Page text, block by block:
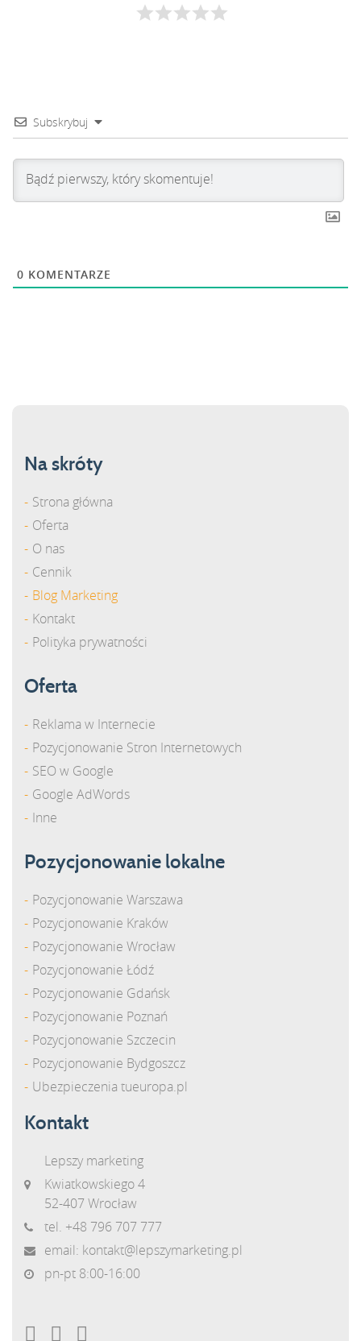
Subskrybuj
0 KOMENTARZE
Na skróty
Strona główna
Oferta
O nas
Cennik
Blog Marketing
Kontakt
Polityka prywatności
Oferta
Reklama w Internecie
Pozycjonowanie Stron Internetowych
SEO w Google
Google AdWords
Inne
Pozycjonowanie lokalne
Pozycjonowanie Warszawa
Pozycjonowanie Kraków
Pozycjonowanie Wrocław
Pozycjonowanie Łódź
Pozycjonowanie Gdańsk
Pozycjonowanie Poznań
Pozycjonowanie Szczecin
Pozycjonowanie Bydgoszcz
Ubezpieczenia tueuropa.pl
Kontakt
Lepszy marketing
Kwiatkowskiego 4
52-407 Wrocław
tel. +48 796 707 777
email: kontakt@lepszymarketing.pl
pn-pt 8:00-16:00